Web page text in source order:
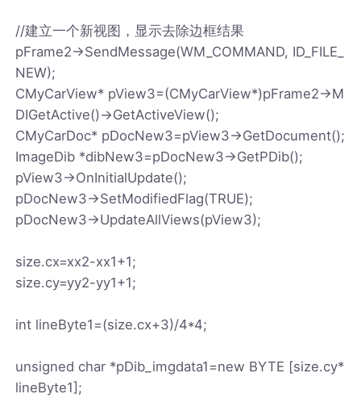
//建立一个新视图，显示去除边框结果
pFrame2->SendMessage(WM_COMMAND, ID_FILE_
NEW);
CMyCarView* pView3=(CMyCarView*)pFrame2->M
DIGetActive()->GetActiveView();
CMyCarDoc* pDocNew3=pView3->GetDocument();
ImageDib *dibNew3=pDocNew3->GetPDib();
pView3->OnInitialUpdate();
pDocNew3->SetModifiedFlag(TRUE);
pDocNew3->UpdateAllViews(pView3);
size.cx=xx2-xx1+1;
size.cy=yy2-yy1+1;
int lineByte1=(size.cx+3)/4*4;
unsigned char *pDib_imgdata1=new BYTE [size.cy*
lineByte1];